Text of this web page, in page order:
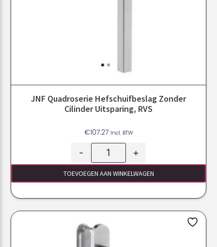
JNF Quadroserie Hefschuifbeslag Zonder
Cilinder Uitsparing, RVS
€107.27 Incl. BTW
- +
TOEVOEGEN AAN WINKELWAGEN